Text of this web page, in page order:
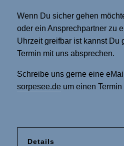
Wenn Du sicher gehen
oder ein Ansprechpartner zu
Uhrzeit greifbar ist kannst Du
Termin mit uns absprechen.
Schreibe uns gerne eine
sorpesee.deum einen Termin
Details